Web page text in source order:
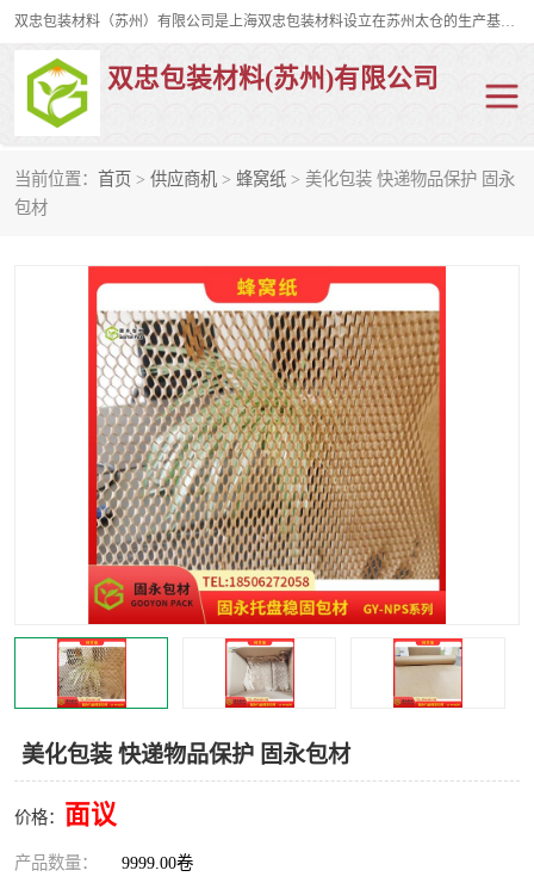
双忠包装材料（苏州）有限公司是上海双忠包装材料设立在苏州太仓的生产基地，占地约2万平米，产品主要有打孔缠绕膜，拉伸蜂窝纸，集装箱充气袋，滑托板，打包带，裹包网兜，防滑纸等箱体和托盘的运输和保护性包材。固永包材®，GooYon Pack®，是我们保护性包装材料的专属品牌。
双忠包装材料(苏州)有限公司
当前位置： 首页 > 供应商机 > 蜂窝纸 > 美化包装 快递物品保护 固永
包材
美化包装 快递物品保护 固永包材
价格： 面议
产品数量： 9999.00卷
打孔缠绕膜
裹包网兜 纤维打包带
充气袋
缠绕膜
托盘裹包网兜
托盘捆绑带